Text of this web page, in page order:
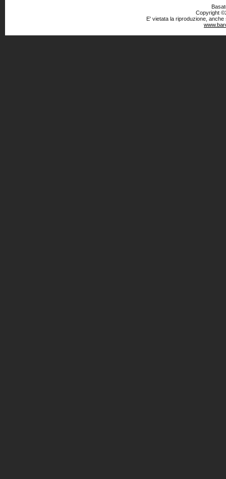
Copyright
E' vietata la riproduzione,